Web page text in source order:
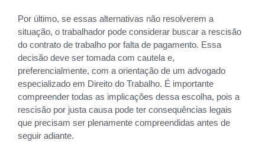
Por último, se essas alternativas não resolverem a
situação, o trabalhador pode considerar buscar a rescisão
do contrato de trabalho por falta de pagamento. Essa
decisão deve ser tomada com cautela e,
preferencialmente, com a orientação de um advogado
especializado em Direito do Trabalho. É importante
compreender todas as implicações dessa escolha, pois a
rescisão por justa causa pode ter consequências legais
que precisam ser plenamente compreendidas antes de
seguir adiante.